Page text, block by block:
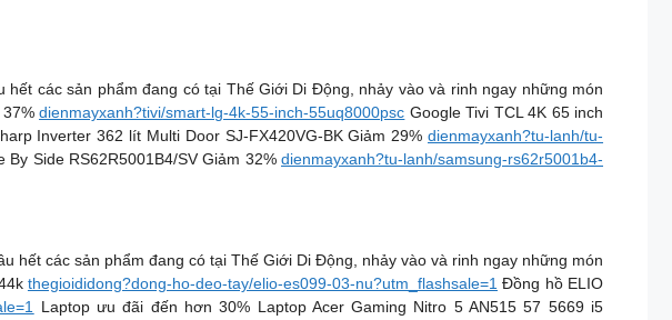
các sản phẩm đang có tại Thế Giới Di Động, nhảy vào và rinh ngay những món
37%dienmayxanh?tivi/smart-lg-4k-55-inch-55uq8000psc Google Tivi TCL 4K 65 inch
Inverter 362 lít Multi Door SJ-FX420VG-BK Giảm 29%dienmayxanh?tu-lanh/tu-
Side RS62R5001B4/SV Giảm 32% dienmayxanh?tu-lanh/samsung-rs62r5001b4-
hết các sản phẩm đang có tại Thế Giới Di Động, nhảy vào và rinh ngay những món
thegioididong?dong-ho-deo-tay/elio-es099-03-nu?utm_flashsale=1 Đồng hồ ELIO
Laptop ưu đãi đến hơn 30% Laptop Acer Gaming Nitro 5 AN515 57 5669 i5